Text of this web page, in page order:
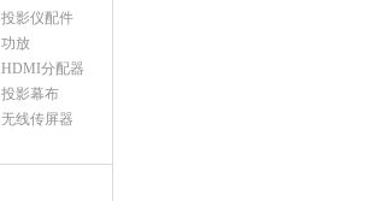
投影仪配件
功放
HDMI分配器
投影幕布
无线传屏器